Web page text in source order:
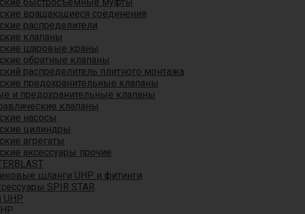
вращающиеся соединения
распределители
клапаны
шаровые краны
обратные клапаны
распределитель плитного монтажа
предохранительные клапаны
и предохранительные клапаны
клапаны
насосы
цилиндры
агрегаты
аксессуары прочие
шланги UHP и фитинги
SPIR STAR
UHP